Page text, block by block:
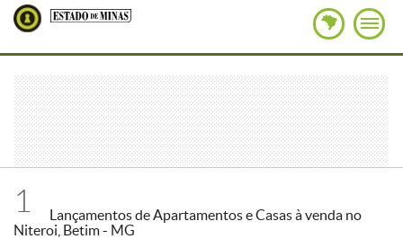
1
Lançamentos de Apartamentos e Casas à venda no
Niteroi, Betim - MG